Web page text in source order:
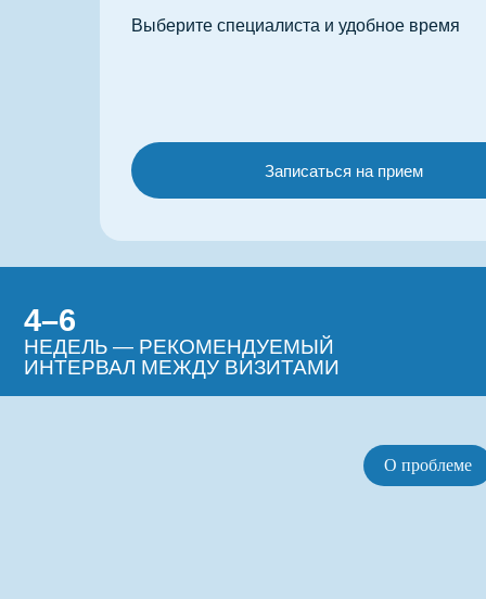
Записаться на прием
Выберите специалиста и удобное время
ИНТЕРВАЛ МЕЖДУ ВИЗИТАМИ
О проблеме